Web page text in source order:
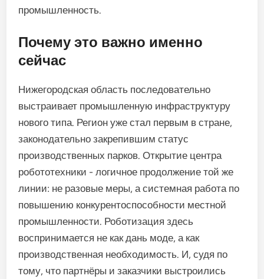
промышленность.
Почему это важно именно
сейчас
Нижегородская область последовательно
выстраивает промышленную инфраструктуру
нового типа. Регион уже стал первым в стране,
законодательно закрепившим статус
производственных парков. Открытие центра
робототехники - логичное продолжение той же
линии: не разовые меры, а системная работа по
повышению конкурентоспособности местной
промышленности. Роботизация здесь
воспринимается не как дань моде, а как
производственная необходимость. И, судя по
тому, что партнёры и заказчики выстроились